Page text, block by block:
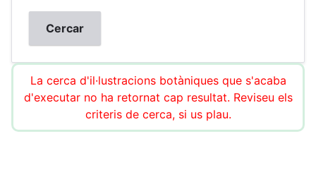
La cerca d'il·lustracions botàniques que s'acaba
d'executar no ha retornat cap resultat. Reviseu els
criteris de cerca, si us plau.